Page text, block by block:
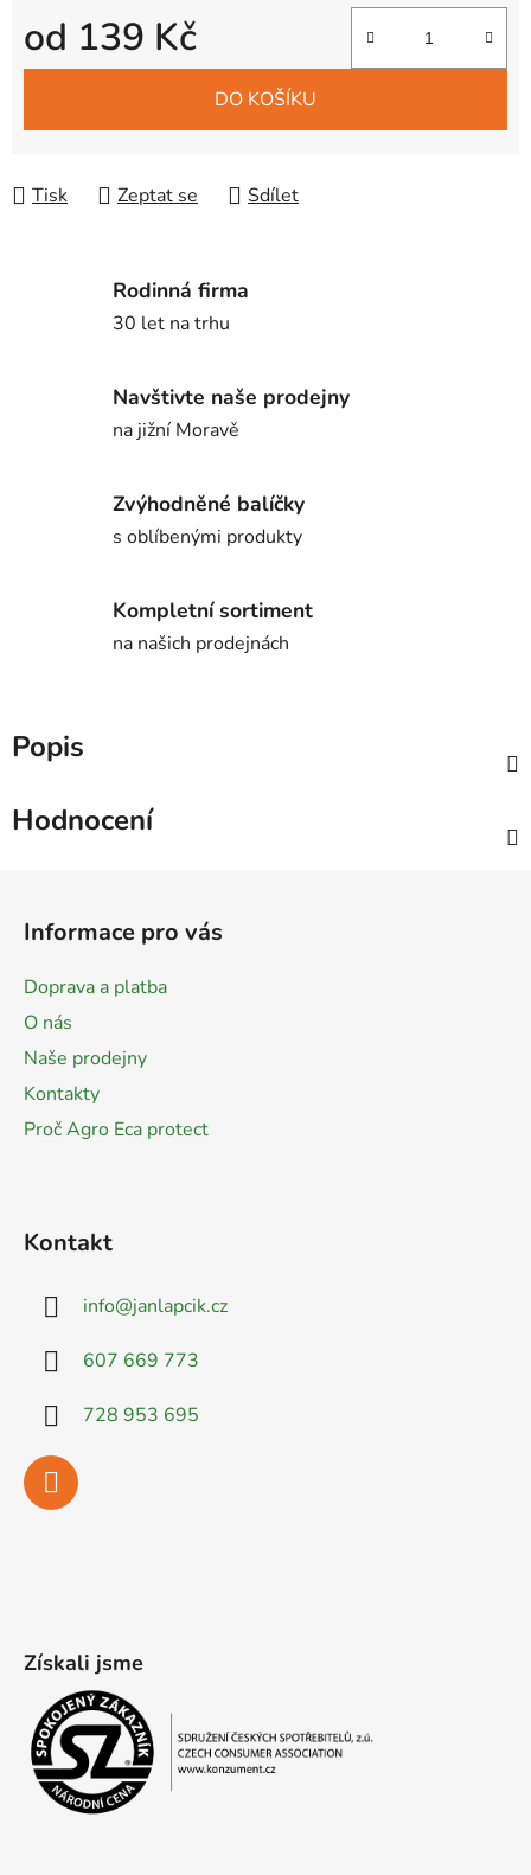
od 139 Kč
Měrná cena:
DO KOŠÍKU
Tisk Zeptat se Sdílet
Rodinná firma
30 let na trhu
Navštivte naše prodejny
na jižní Moravě
Zvýhodněné balíčky
s oblíbenými produkty
Kompletní sortiment
na našich prodejnách
Popis
Hodnocení
Informace pro vás
Doprava a platba
O nás
Naše prodejny
Kontakty
Proč Agro Eca protect
Kontakt
info@janlapcik.cz
607 669 773
728 953 695
Získali jsme